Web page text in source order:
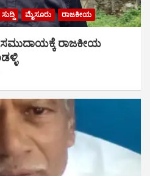
ಮೈಸೂರು ರಾಜಕೀಯ
ರಾಜಕೀಯ